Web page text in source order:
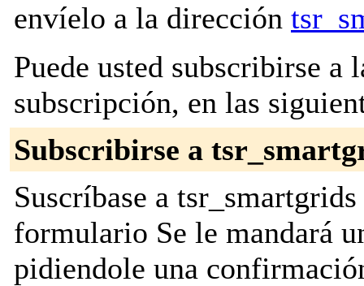
envíelo a la dirección
Puede usted subscribirse a
subscripción, en las
Subscribirse a
Suscríbase a
formulario Se le mandará
pidiendole una